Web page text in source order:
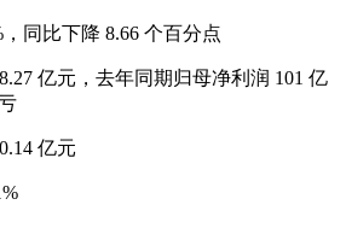
同比下降 8.66 个百分点
亿元，去年同期归母净利润 101 亿
亿元